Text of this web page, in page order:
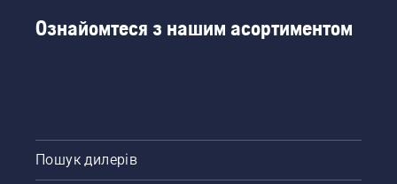
Ознайомтеся з нашим асортиментом
Пошук дилерів